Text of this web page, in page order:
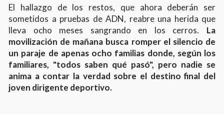
El hallazgo de los restos, que ahora deberán ser
sometidos a pruebas de ADN, reabre una herida que
lleva ocho meses sangrando en los cerros. La
movilización de mañana busca romper el silencio de
un paraje de apenas ocho familias donde, según los
familiares, "todos saben qué pasó", pero nadie se
anima a contar la verdad sobre el destino final del
joven dirigente deportivo.